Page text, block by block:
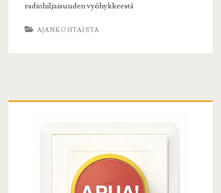
radiohiljaisuuden vyöhykkeestä
AJANKOHTAISTA
Ensisijainen